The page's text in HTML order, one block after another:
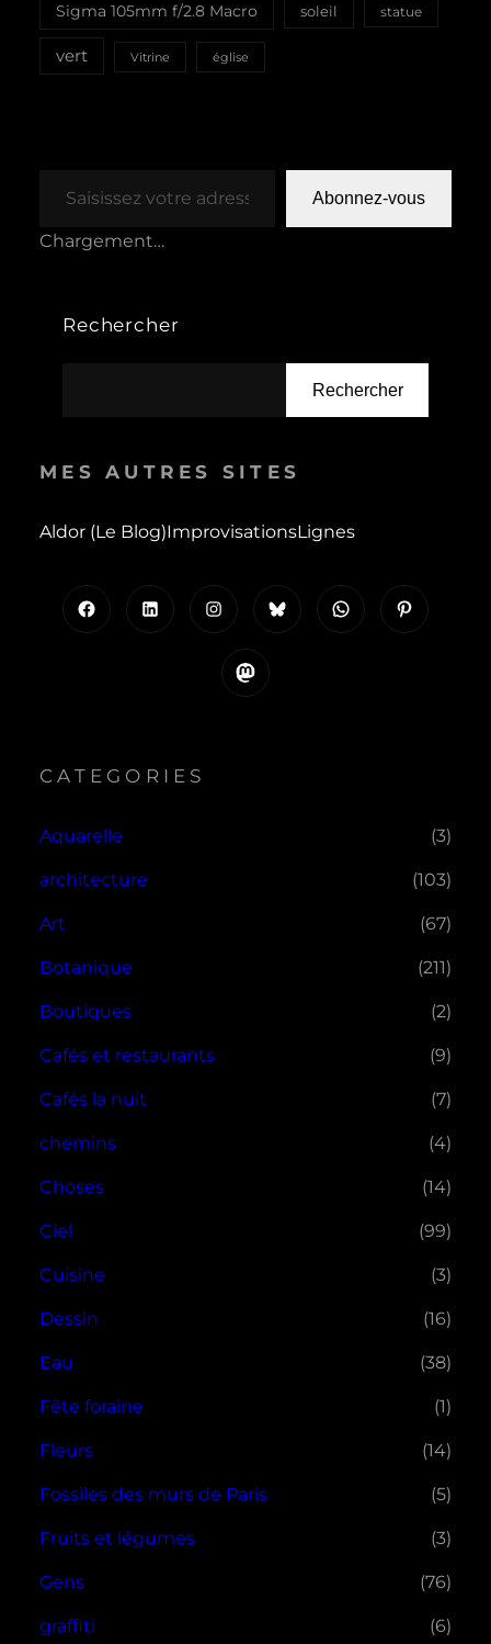
Sigma 105mm f/2.8 Macro soleil statue
vert Vitrine église
Abonnez-vous
Chargement…
Rechercher
Rechercher
MES AUTRES SITES
Aldor (le Blog)ImprovisationsLignes
Instagram WhatsApp
Mastodon
CATEGORIES
Aquarelle (3)
architecture (103)
Art (67)
Botanique (211)
Boutiques (2)
Cafés et restaurants (9)
Cafés la nuit (7)
chemins (4)
Choses (14)
Ciel (99)
Cuisine (3)
Dessin (16)
Eau (38)
Fête foraine (1)
Fleurs (14)
Fossiles des murs de Paris (5)
Fruits et légumes (3)
Gens (76)
graffiti (6)